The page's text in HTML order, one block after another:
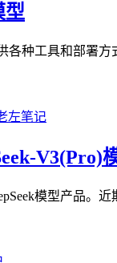
型
种工具和部署
V3(Pro)
模型产品。